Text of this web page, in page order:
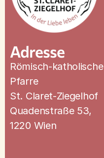
Adresse
Römisch-katholische
Pfarre
St. Claret-Ziegelhof
Quadenstraße 53,
1220 Wien